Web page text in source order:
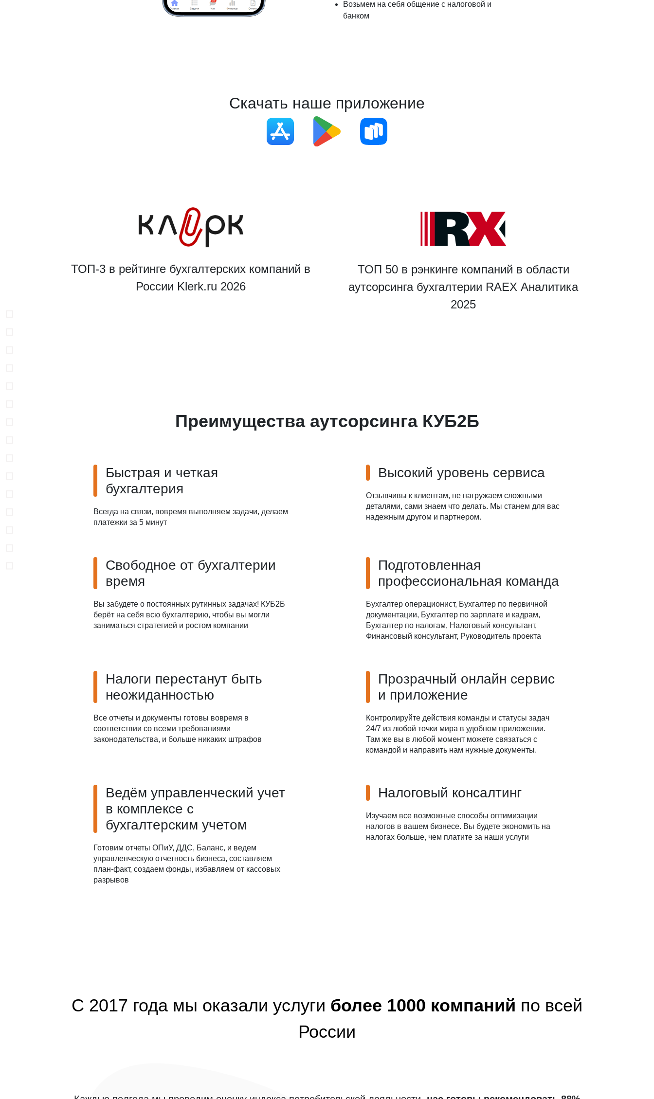
Возьмем на себя общение с налоговой и
банком
Скачать наше приложение
ТОП-3 в рейтинге бухгалтерских компаний в
России Klerk.ru 2026
ТОП 50 в рэнкинге компаний в области
аутсорсинга бухгалтерии RAEX Аналитика
2025
Преимущества аутсорсинга КУБ2Б
Быстрая и четкая
бухгалтерия
Всегда на связи, вовремя выполняем задачи, делаем
платежки за 5 минут
Высокий уровень сервиса
Отзывчивы к клиентам, не нагружаем сложными
деталями, сами знаем что делать. Мы станем для вас
надежным другом и партнером.
Свободное от бухгалтерии
время
Вы забудете о постоянных рутинных задачах! КУБ2Б
берёт на себя всю бухгалтерию, чтобы вы могли
заниматься стратегией и ростом компании
Подготовленная
профессиональная команда
Бухгалтер операционист, Бухгалтер по первичной
документации, Бухгалтер по зарплате и кадрам,
Бухгалтер по налогам, Налоговый консультант,
Финансовый консультант, Руководитель проекта
Налоги перестанут быть
неожиданностью
Все отчеты и документы готовы вовремя в
соответствии со всеми требованиями
законодательства, и больше никаких штрафов
Прозрачный онлайн сервис
и приложение
Контролируйте действия команды и статусы задач
24/7 из любой точки мира в удобном приложении.
Там же вы в любой момент можете связаться с
командой и направить нам нужные документы.
Ведём управленческий учет
в комплексе с
бухгалтерским учетом
Готовим отчеты ОПиУ, ДДС, Баланс, и ведем
управленческую отчетность бизнеса, составляем
план-факт, создаем фонды, избавляем от кассовых
разрывов
Налоговый консалтинг
Изучаем все возможные способы оптимизации
налогов в вашем бизнесе. Вы будете экономить на
налогах больше, чем платите за наши услуги
С 2017 года мы оказали услуги более 1000 компаний по всей
России
Нажимая кнопку отправить я